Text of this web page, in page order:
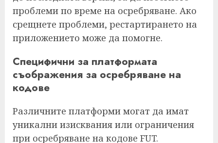
проблеми по време на осребряване. Ако
срещнете проблеми, рестартирането на
приложението може да помогне.
Специфични за платформата
съображения за осребряване на
кодове
Различните платформи могат да имат
уникални изисквания или ограничения
при осребряване на кодове FUT.